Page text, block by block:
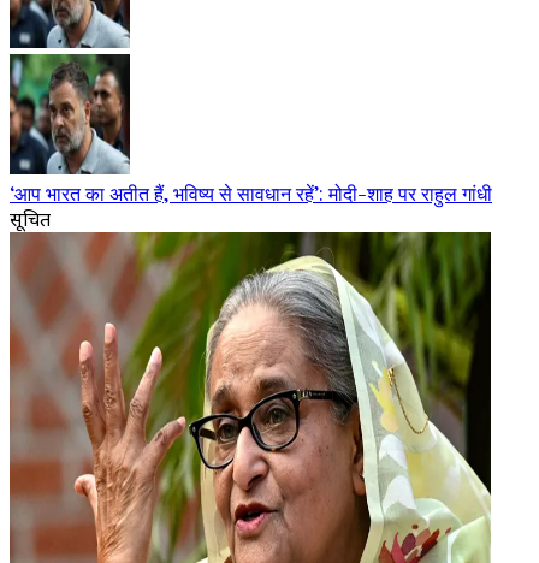
‘आप भारत का अतीत हैं, भविष्य से सावधान रहें’: मोदी-शाह पर राहुल गांधी
सूचित